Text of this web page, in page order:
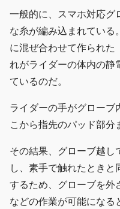
一般的に、スマホ対応グ
な糸が編み込まれている
に混ぜ合わせて作られた
れがライダーの体内の静
ているのだ。
ライダーの手がグローブ
こから指先のパッド部分
その結果、グローブ越し
し、素手で触れたとき
するため、グローブを外
などの作業が可能になる